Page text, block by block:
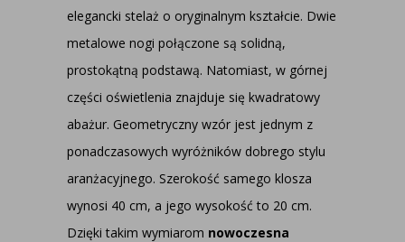
elegancki stelaż o oryginalnym kształcie. Dwie
metalowe nogi połączone są solidną,
prostokątną podstawą. Natomiast, w górnej
części oświetlenia znajduje się kwadratowy
abażur. Geometryczny wzór jest jednym z
ponadczasowych wyróżników dobrego stylu
aranżacyjnego. Szerokość samego klosza
wynosi 40 cm, a jego wysokość to 20 cm.
Dzięki takim wymiarom nowoczesna